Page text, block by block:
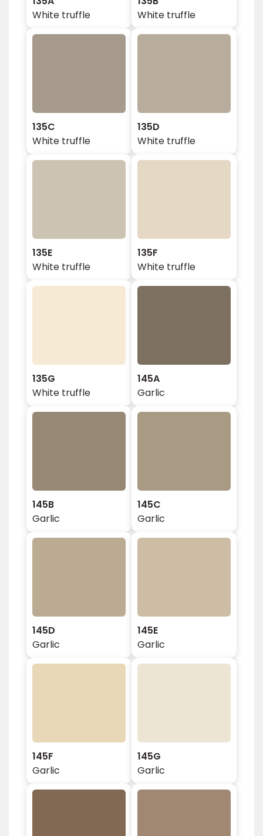
White truffle
White truffle
135C
White truffle
135D
White truffle
135E
White truffle
135F
White truffle
135G
White truffle
145A
Garlic
145B
Garlic
145C
Garlic
145D
Garlic
145E
Garlic
145F
Garlic
145G
Garlic